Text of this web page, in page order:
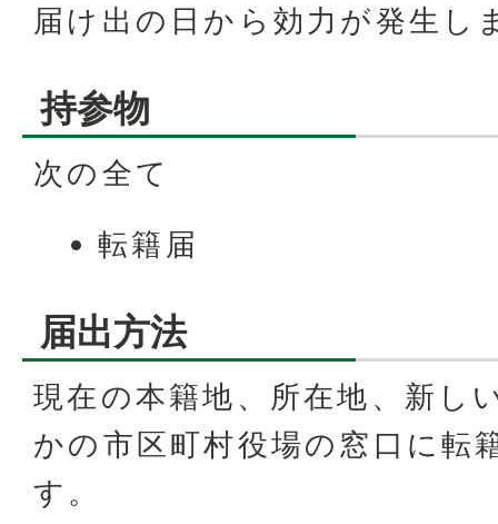
届け出の日から効力が発生し
持参物
次の全て
転籍届
届出方法
現在の本籍地、所在地、新し
かの市区町村役場の窓口に転
す。